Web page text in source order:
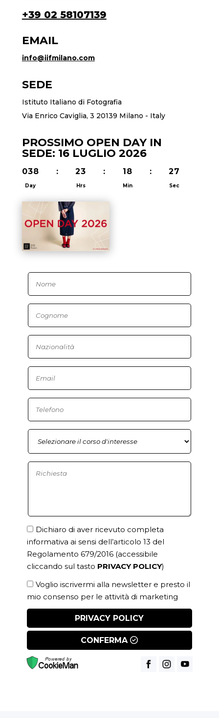
+39 02 58107139
EMAIL
info@iifmilano.com
SEDE
Istituto Italiano di Fotografia
Via Enrico Caviglia, 3 20139 Milano - Italy
PROSSIMO OPEN DAY IN
SEDE: 16 LUGLIO 2026
038
Day
: 23
Hrs
: 18
Min
: 27
Sec
Dichiaro di aver ricevuto completa
informativa ai sensi dell’articolo 13 del
Regolamento 679/2016 (accessibile
cliccando sul tasto PRIVACY POLICY)
Voglio iscrivermi alla newsletter e presto il
mio consenso per le attività di marketing
PRIVACY POLICY
CONFERMA